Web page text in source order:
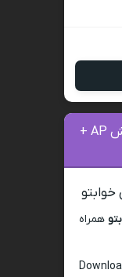
دانلود آهنگ میکنه دل یاد تو میبینم همش خوابتو از مسیح و آرش AP +
همراه